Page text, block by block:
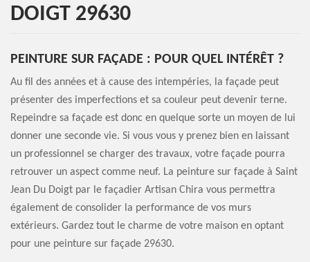
DOIGT 29630
PEINTURE SUR FAÇADE : POUR QUEL INTÉRÊT ?
Au fil des années et à cause des intempéries, la façade peut
présenter des imperfections et sa couleur peut devenir terne.
Repeindre sa façade est donc en quelque sorte un moyen de lui
donner une seconde vie. Si vous vous y prenez bien en laissant
un professionnel se charger des travaux, votre façade pourra
retrouver un aspect comme neuf. La peinture sur façade à Saint
Jean Du Doigt par le façadier Artisan Chira vous permettra
également de consolider la performance de vos murs
extérieurs. Gardez tout le charme de votre maison en optant
pour une peinture sur façade 29630.